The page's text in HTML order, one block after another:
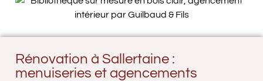
Rénovation à Sallertaine :
menuiseries et agencements